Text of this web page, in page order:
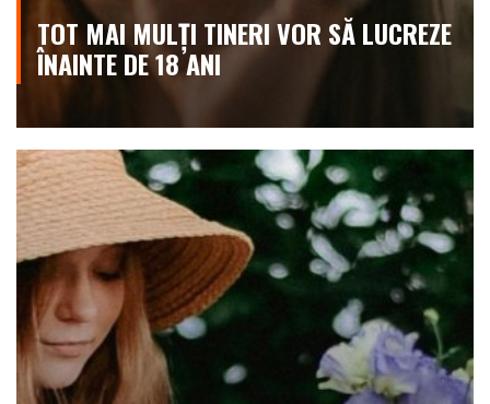
TOT MAI MULȚI TINERI VOR SĂ LUCREZE
ÎNAINTE DE 18 ANI